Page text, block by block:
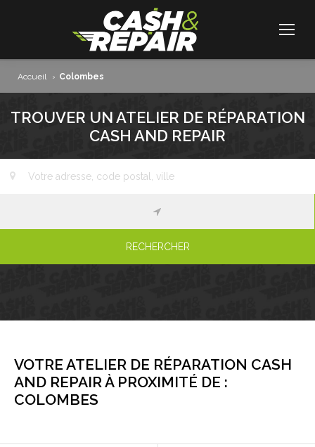
Accueil › Colombes
TROUVER UN ATELIER DE RÉPARATION
CASH AND REPAIR
RECHERCHER
VOTRE ATELIER DE RÉPARATION CASH
AND REPAIR À PROXIMITÉ DE :
COLOMBES